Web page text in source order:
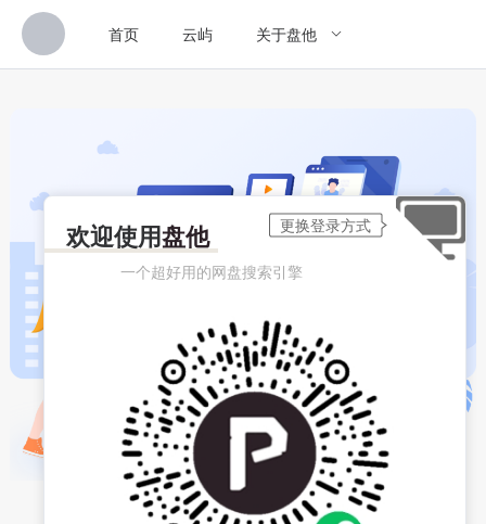
首页 云屿 关于盘他
欢迎使用盘他
一个超好用的网盘搜索引擎